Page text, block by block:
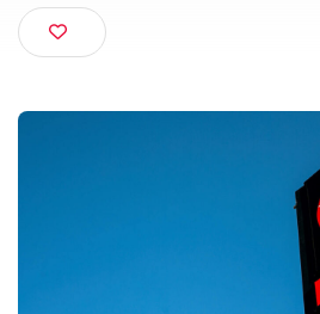
Carr. #130, Km 7.8